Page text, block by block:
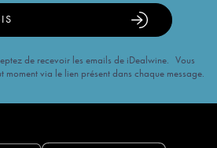
de recevoir les emails de iDealwine. Vous
via le lien présent dans chaque message.